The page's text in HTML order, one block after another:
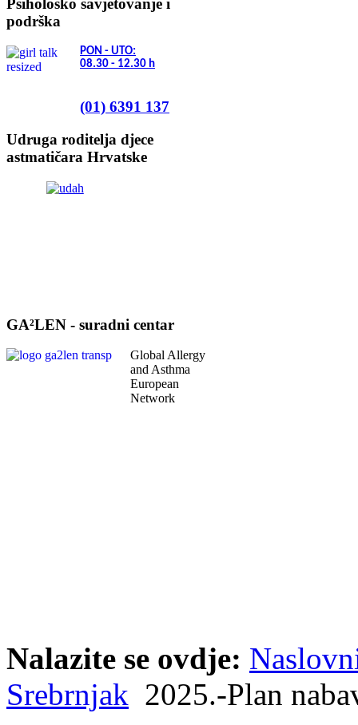
Psihološko savjetovanje i
podrška
PON - UTO:
08.30 - 12.30 h
(01) 6391 137
Udruga roditelja djece
astmatičara Hrvatske
GA²LEN - suradni centar
Global Allergy
and Asthma
European
Network
Nalazite se ovdje:
Srebrnjak 2025.-Plan